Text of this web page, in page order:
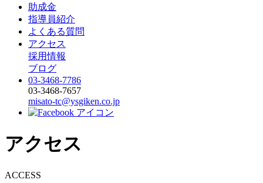
助成金
指導員紹介
よくある質問
アクセス
採用情報
ブログ
03-3468-7786
03-3468-7657
misato-tc@ysgiken.co.jp
アクセス
ACCESS